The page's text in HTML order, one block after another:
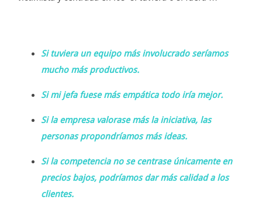
Si tuviera un equipo más involucrado seríamos
mucho más productivos.
Si mi jefa fuese más empática todo iría mejor.
Si la empresa valorase más la iniciativa, las
personas propondríamos más ideas.
Si la competencia no se centrase únicamente en
precios bajos, podríamos dar más calidad a los
clientes.